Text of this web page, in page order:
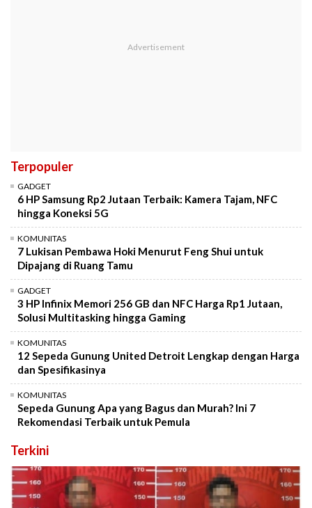
Terpopuler
GADGET
6 HP Samsung Rp2 Jutaan Terbaik: Kamera Tajam, NFC
hingga Koneksi 5G
KOMUNITAS
7 Lukisan Pembawa Hoki Menurut Feng Shui untuk
Dipajang di Ruang Tamu
GADGET
3 HP Infinix Memori 256 GB dan NFC Harga Rp1 Jutaan,
Solusi Multitasking hingga Gaming
KOMUNITAS
12 Sepeda Gunung United Detroit Lengkap dengan Harga
dan Spesifikasinya
KOMUNITAS
Sepeda Gunung Apa yang Bagus dan Murah? Ini 7
Rekomendasi Terbaik untuk Pemula
Terkini